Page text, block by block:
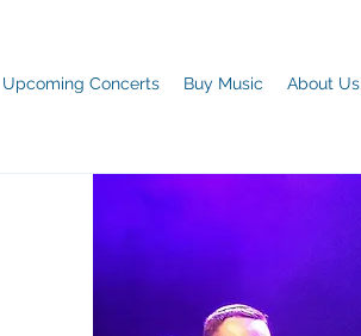
Upcoming Concerts Buy Music About Us